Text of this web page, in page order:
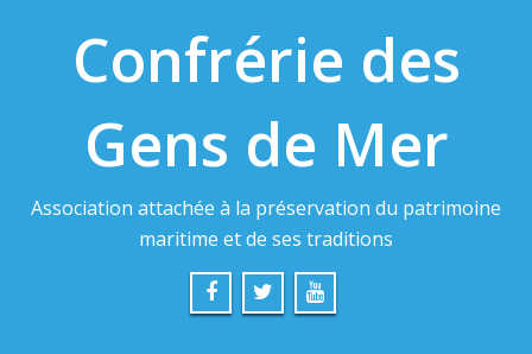
Confrérie des
Gens de Mer
Association attachée à la préservation du patrimoine
maritime et de ses traditions